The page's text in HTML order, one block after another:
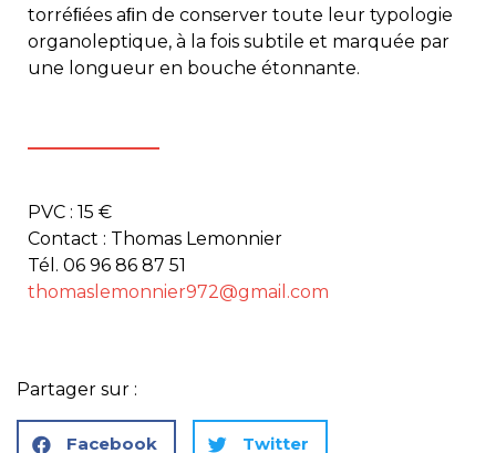
torréﬁées aﬁn de conserver toute leur typologie
organoleptique, à la fois subtile et marquée par
une longueur en bouche étonnante.
PVC : 15 €
Contact : Thomas Lemonnier
Tél. 06 96 86 87 51
thomaslemonnier972@gmail.com
Partager sur :
Facebook Twitter